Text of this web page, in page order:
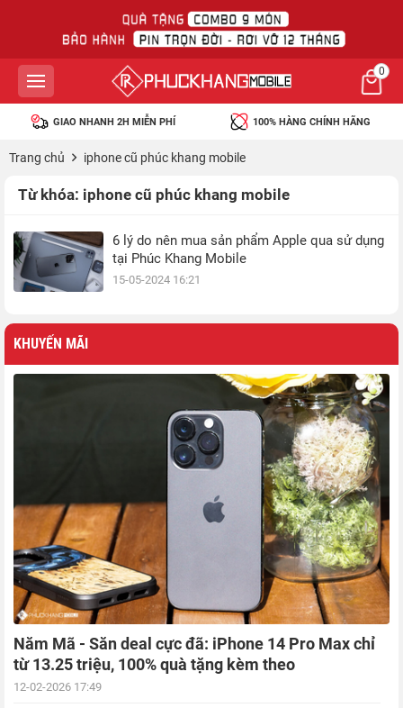
0
GIAO NHANH 2H MIỄN PHÍ 100% HÀNG CHÍNH HÃNG
Trang chủ iphone cũ phúc khang mobile
Từ khóa: iphone cũ phúc khang mobile
6 lý do nên mua sản phẩm Apple qua sử dụng
tại Phúc Khang Mobile
15-05-2024 16:21
KHUYẾN MÃI
Năm Mã - Săn deal cực đã: iPhone 14 Pro Max chỉ
từ 13.25 triệu, 100% quà tặng kèm theo
12-02-2026 17:49